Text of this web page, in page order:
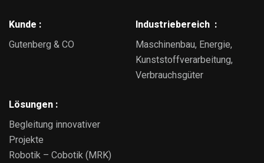
Kunde :
Gutenberg & CO
Industriebereich :
Maschinenbau, Energie,
Kunststoffverarbeitung,
Verbrauchsgüter
Lösungen :
Begleitung innovativer
Projekte
Robotik – Cobotik (MRK)